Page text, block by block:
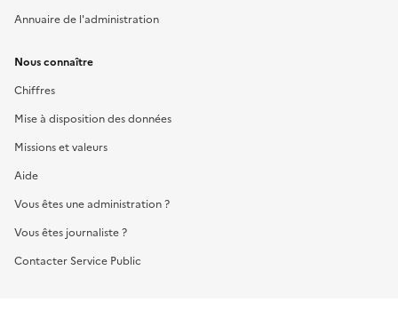
Annuaire de l'administration
Nous connaître
Chiffres
Mise à disposition des données
Missions et valeurs
Aide
Vous êtes une administration ?
Vous êtes journaliste ?
Contacter Service Public